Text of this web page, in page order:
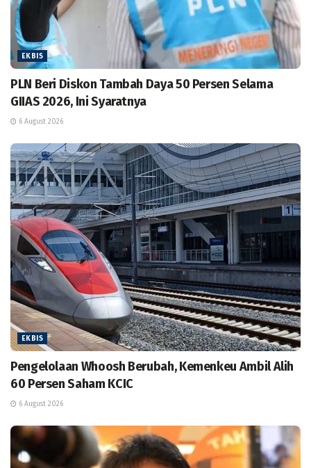
EKBIS
PLN Beri Diskon Tambah Daya 50 Persen Selama
GIIAS 2026, Ini Syaratnya
6 August 2026
EKBIS
Pengelolaan Whoosh Berubah, Kemenkeu Ambil Alih
60 Persen Saham KCIC
6 August 2026